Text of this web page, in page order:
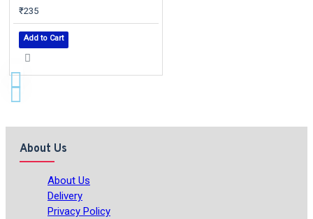
₹235
Add to Cart
About Us
About Us
Delivery
Privacy Policy